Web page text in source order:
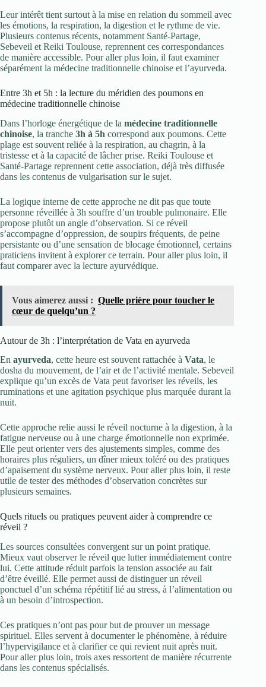
Leur intérêt tient surtout à la mise en relation du sommeil avec
les émotions, la respiration, la digestion et le rythme de vie.
Plusieurs contenus récents, notamment Santé-Partage,
Sebeveil et Reiki Toulouse, reprennent ces correspondances
de manière accessible. Pour aller plus loin, il faut examiner
séparément la médecine traditionnelle chinoise et l’ayurveda.
Entre 3h et 5h : la lecture du méridien des poumons en
médecine traditionnelle chinoise
Dans l’horloge énergétique de la médecine traditionnelle
chinoise, la tranche 3h à 5h correspond aux poumons. Cette
plage est souvent reliée à la respiration, au chagrin, à la
tristesse et à la capacité de lâcher prise. Reiki Toulouse et
Santé-Partage reprennent cette association, déjà très diffusée
dans les contenus de vulgarisation sur le sujet.
La logique interne de cette approche ne dit pas que toute
personne réveillée à 3h souffre d’un trouble pulmonaire. Elle
propose plutôt un angle d’observation. Si ce réveil
s’accompagne d’oppression, de soupirs fréquents, de peine
persistante ou d’une sensation de blocage émotionnel, certains
praticiens invitent à explorer ce terrain. Pour aller plus loin, il
faut comparer avec la lecture ayurvédique.
Vous aimerez aussi : Quelle prière pour toucher le
cœur de quelqu’un ?
Autour de 3h : l’interprétation de Vata en ayurveda
En ayurveda, cette heure est souvent rattachée à Vata, le
dosha du mouvement, de l’air et de l’activité mentale. Sebeveil
explique qu’un excès de Vata peut favoriser les réveils, les
ruminations et une agitation psychique plus marquée durant la
nuit.
Cette approche relie aussi le réveil nocturne à la digestion, à la
fatigue nerveuse ou à une charge émotionnelle non exprimée.
Elle peut orienter vers des ajustements simples, comme des
horaires plus réguliers, un dîner mieux toléré ou des pratiques
d’apaisement du système nerveux. Pour aller plus loin, il reste
utile de tester des méthodes d’observation concrètes sur
plusieurs semaines.
Quels rituels ou pratiques peuvent aider à comprendre ce
réveil ?
Les sources consultées convergent sur un point pratique.
Mieux vaut observer le réveil que lutter immédiatement contre
lui. Cette attitude réduit parfois la tension associée au fait
d’être éveillé. Elle permet aussi de distinguer un réveil
ponctuel d’un schéma répétitif lié au stress, à l’alimentation ou
à un besoin d’introspection.
Ces pratiques n’ont pas pour but de prouver un message
spirituel. Elles servent à documenter le phénomène, à réduire
l’hypervigilance et à clarifier ce qui revient nuit après nuit.
Pour aller plus loin, trois axes ressortent de manière récurrente
dans les contenus spécialisés.